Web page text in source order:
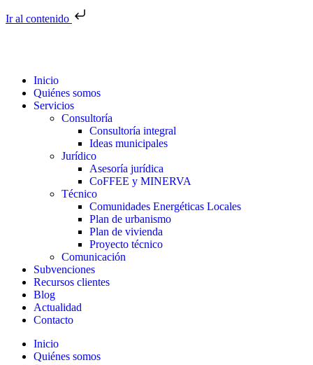
Ir al contenido
Inicio
Quiénes somos
Servicios
Consultoría
Consultoría integral
Ideas municipales
Jurídico
Asesoría jurídica
CoFFEE y MINERVA
Técnico
Comunidades Energéticas Locales
Plan de urbanismo
Plan de vivienda
Proyecto técnico
Comunicación
Subvenciones
Recursos clientes
Blog
Actualidad
Contacto
Inicio
Quiénes somos